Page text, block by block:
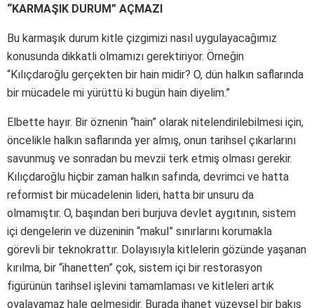
“KARMAŞIK DURUM” AÇMAZI
Bu karmaşık durum kitle çizgimizi nasıl uygulayacağımız
konusunda dikkatli olmamızı gerektiriyor. Örneğin
“Kılıçdaroğlu gerçekten bir hain midir? O, dün halkın saflarında
bir mücadele mi yürüttü ki bugün hain diyelim.”
Elbette hayır. Bir öznenin “hain” olarak nitelendirilebilmesi için,
öncelikle halkın saflarında yer almış, onun tarihsel çıkarlarını
savunmuş ve sonradan bu mevzii terk etmiş olması gerekir.
Kılıçdaroğlu hiçbir zaman halkın safında, devrimci ve hatta
reformist bir mücadelenin lideri, hatta bir unsuru da
olmamıştır. O, başından beri burjuva devlet aygıtının, sistem
içi dengelerin ve düzeninin “makul” sınırlarını korumakla
görevli bir teknokrattır. Dolayısıyla kitlelerin gözünde yaşanan
kırılma, bir “ihanetten” çok, sistem içi bir restorasyon
figürünün tarihsel işlevini tamamlaması ve kitleleri artık
oyalayamaz hale gelmesidir. Burada ihanet yüzeysel bir bakış